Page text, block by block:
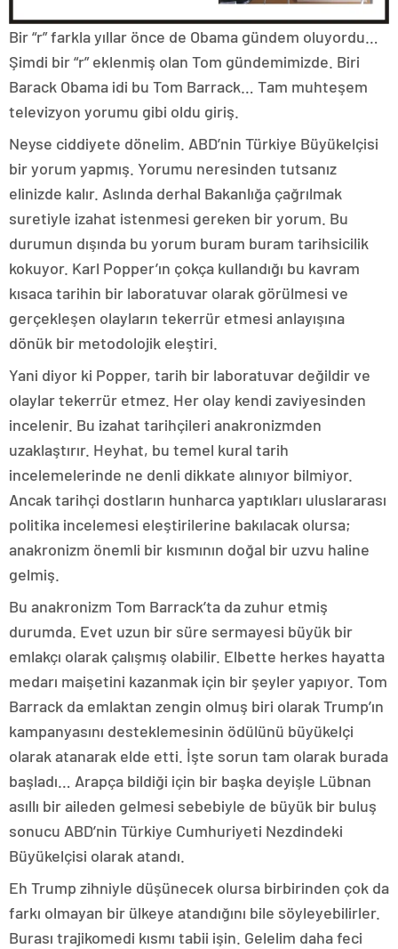
Bir “r” farkla yıllar önce de Obama gündem oluyordu…
Şimdi bir “r” eklenmiş olan Tom gündemimizde. Biri
Barack Obama idi bu Tom Barrack… Tam muhteşem
televizyon yorumu gibi oldu giriş.
Neyse ciddiyete dönelim. ABD’nin Türkiye Büyükelçisi
bir yorum yapmış. Yorumu neresinden tutsanız
elinizde kalır. Aslında derhal Bakanlığa çağrılmak
suretiyle izahat istenmesi gereken bir yorum. Bu
durumun dışında bu yorum buram buram tarihsicilik
kokuyor. Karl Popper’ın çokça kullandığı bu kavram
kısaca tarihin bir laboratuvar olarak görülmesi ve
gerçekleşen olayların tekerrür etmesi anlayışına
dönük bir metodolojik eleştiri.
Yani diyor ki Popper, tarih bir laboratuvar değildir ve
olaylar tekerrür etmez. Her olay kendi zaviyesinden
incelenir. Bu izahat tarihçileri anakronizmden
uzaklaştırır. Heyhat, bu temel kural tarih
incelemelerinde ne denli dikkate alınıyor bilmiyor.
Ancak tarihçi dostların hunharca yaptıkları uluslararası
politika incelemesi eleştirilerine bakılacak olursa;
anakronizm önemli bir kısmının doğal bir uzvu haline
gelmiş.
Bu anakronizm Tom Barrack’ta da zuhur etmiş
durumda. Evet uzun bir süre sermayesi büyük bir
emlakçı olarak çalışmış olabilir. Elbette herkes hayatta
medarı maişetini kazanmak için bir şeyler yapıyor. Tom
Barrack da emlaktan zengin olmuş biri olarak Trump’ın
kampanyasını desteklemesinin ödülünü büyükelçi
olarak atanarak elde etti. İşte sorun tam olarak burada
başladı… Arapça bildiği için bir başka deyişle Lübnan
asıllı bir aileden gelmesi sebebiyle de büyük bir buluş
sonucu ABD’nin Türkiye Cumhuriyeti Nezdindeki
Büyükelçisi olarak atandı.
Eh Trump zihniyle düşünecek olursa birbirinden çok da
farkı olmayan bir ülkeye atandığını bile söyleyebilirler.
Burası trajikomedi kısmı tabii işin. Gelelim daha feci